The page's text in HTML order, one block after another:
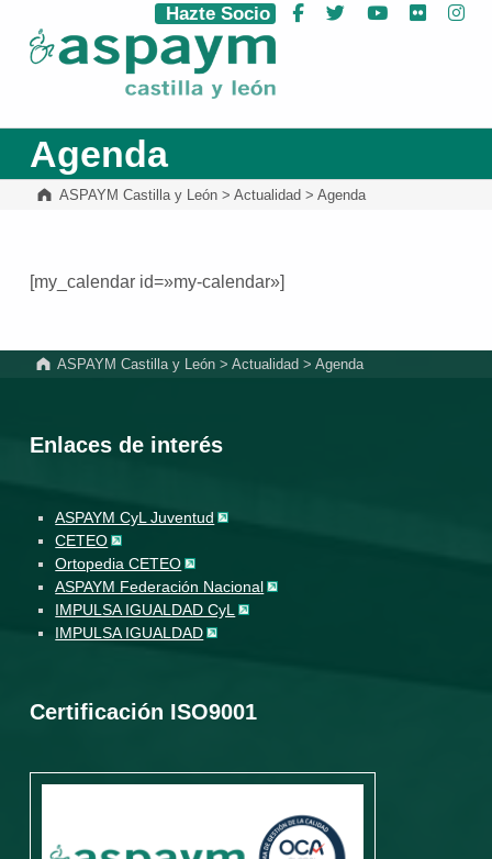
ASPAYM Castilla y León
Hazte Socio Facebook
Twitter YouTube
Flickr
Agenda
ASPAYM Castilla y León> Actualidad > Agenda
[my_calendar id=»my-calendar»]
ASPAYM Castilla y León >Actualidad >Agenda
Enlaces de interés
ASPAYM CyL Juventud
CETEO
Ortopedia CETEO
ASPAYM Federación Nacional
IMPULSA IGUALDAD CyL
IMPULSA IGUALDAD
Certificación ISO9001